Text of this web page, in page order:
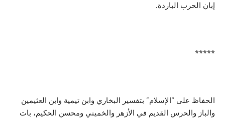
إبان الحرب الباردة.
*****
الحفاظ على “الإسلام” بتفسير البخاري وابن تيمية وابن العثيمين
والباز والحرس القديم في الأزهر والخميني ومحسن الحكيم، بات